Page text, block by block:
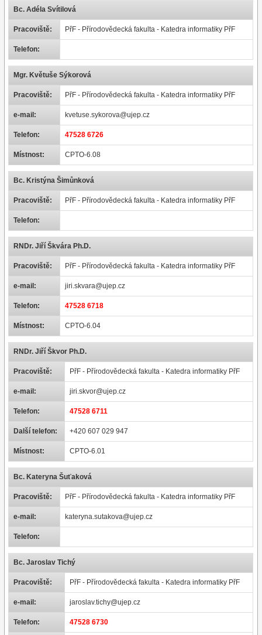
Bc. Adéla Svítilová
Pracoviště: PřF - Přírodovědecká fakulta - Katedra informatiky PřF
Telefon:
Mgr. Květuše Sýkorová
Pracoviště: PřF - Přírodovědecká fakulta - Katedra informatiky PřF
e-mail: kvetuse.sykorova@ujep.cz
Telefon: 47528 6726
Místnost: CPTO-6.08
Bc. Kristýna Šimůnková
Pracoviště: PřF - Přírodovědecká fakulta - Katedra informatiky PřF
Telefon:
RNDr. Jiří Škvára Ph.D.
Pracoviště: PřF - Přírodovědecká fakulta - Katedra informatiky PřF
e-mail: jiri.skvara@ujep.cz
Telefon: 47528 6718
Místnost: CPTO-6.04
RNDr. Jiří Škvor Ph.D.
Pracoviště: PřF - Přírodovědecká fakulta - Katedra informatiky PřF
e-mail: jiri.skvor@ujep.cz
Telefon: 47528 6711
Další telefon: +420 607 029 947
Místnost: CPTO-6.01
Bc. Kateryna Šuťaková
Pracoviště: PřF - Přírodovědecká fakulta - Katedra informatiky PřF
e-mail: kateryna.sutakova@ujep.cz
Telefon:
Bc. Jaroslav Tichý
Pracoviště: PřF - Přírodovědecká fakulta - Katedra informatiky PřF
e-mail: jaroslav.tichy@ujep.cz
Telefon: 47528 6730